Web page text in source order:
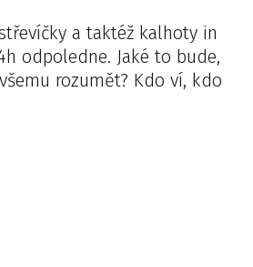
a taktéž kalhoty in
odpoledne. Jaké to bude,
rozumět? Kdo ví, kdo